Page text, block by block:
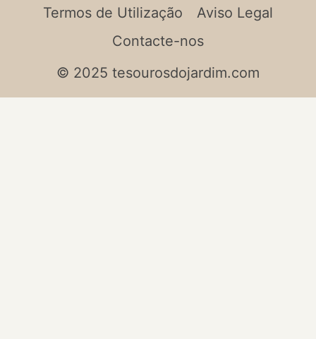
Termos de Utilização
Aviso Legal
Contacte-nos
© 2025 tesourosdojardim.com